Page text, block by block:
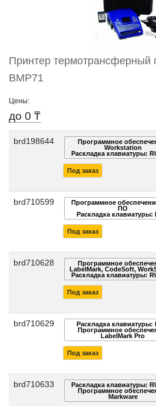
Принтер термотрансферный
BMP71
Цены:
до 0 ₸
brd198644
Программное
Workstation
Раскладка клавиатуры:
Под заказ
brd710599
Программное
ПО
Раскладка клавиатуры:
Под заказ
brd710628
Программное
LabelMark, CodeSoft,
Раскладка клавиатуры:
Под заказ
brd710629
Раскладка клавиатуры:
Программное
LabelMark Pro
Под заказ
brd710633
Раскладка клавиатуры:
Программное
Markware